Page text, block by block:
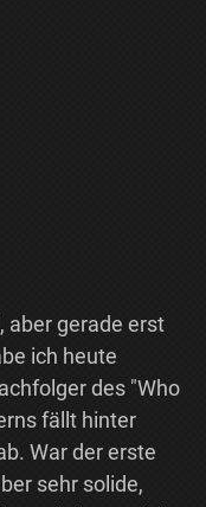
aber gerade erst
ich heute
des "Who
fällt hinter
War der erste
sehr solide,